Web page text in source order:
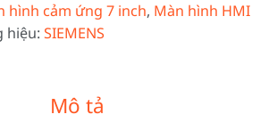
hình cảm ứng 7 inch, Màn hình HMI
hiệu:SIEMENS
Mô tả